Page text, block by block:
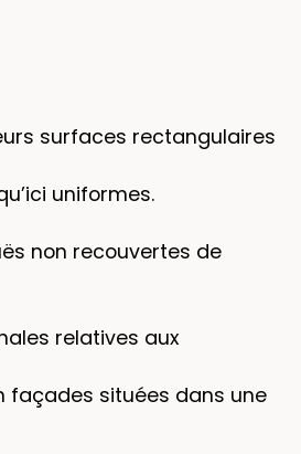
surfaces rectangulaires
uniformes.
non recouvertes de
relatives aux
façades situées dans une